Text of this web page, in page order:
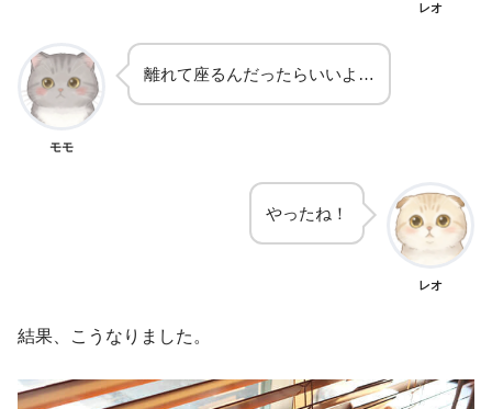
レオ
モモ
離れて座るんだったらいいよ…
やったね！
レオ
結果、こうなりました。